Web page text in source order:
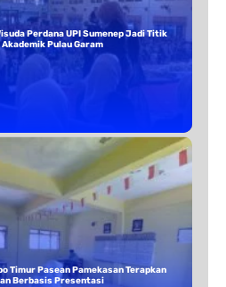
Perdana UPI Sumenep Jadi Titik
Akademik Pulau Garam
Timur Pasean Pamekasan Terapkan
Berbasis Presentasi